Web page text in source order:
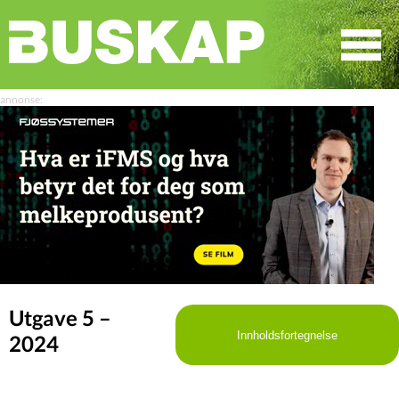
SØK
☰
Utgave 5 –
2024
Innholdsfortegnelse